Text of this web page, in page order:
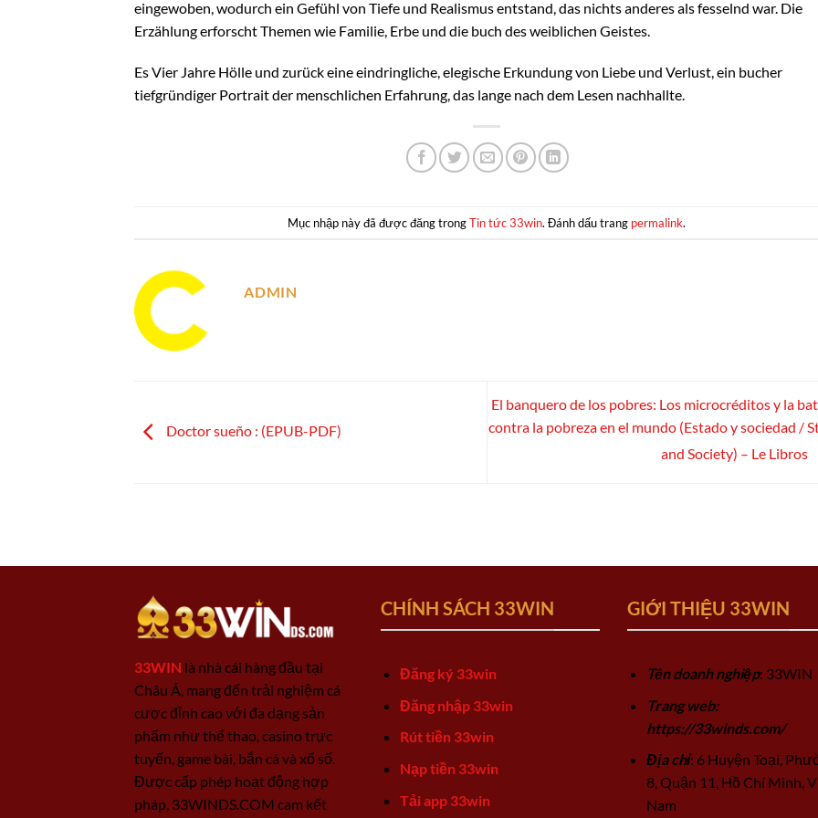
eingewoben, wodurch ein Gefühl von Tiefe und Realismus entstand, das nichts anderes als fesselnd war. Die
Erzählung erforscht Themen wie Familie, Erbe und die buch des weiblichen Geistes.
Es Vier Jahre Hölle und zurück eine eindringliche, elegische Erkundung von Liebe und Verlust, ein bucher
tiefgründiger Portrait der menschlichen Erfahrung, das lange nach dem Lesen nachhallte.
Mục nhập này đã được đăng trongTin tức 33win. Đánh dấu trang permalink.
ADMIN
Doctor sueño : (EPUB-PDF)
El banquero de los pobres: Los microcréditos y la
contra la pobreza en el mundo (Estado y sociedad /
and Society) – Le Libros
33WIN là nhà cái hàng đầu tại
Châu Á, mang đến trải nghiệm cá
cược đỉnh cao với đa dạng sản
phẩm như thể thao, casino trực
tuyến, game bài, bắn cá và xổ số.
Được cấp phép hoạt động hợp
pháp, 33WINDS.COM cam kết
CHÍNH SÁCH 33WIN
Đăng ký 33win
Đăng nhập 33win
Rút tiền 33win
Nạp tiền 33win
Tải app 33win
GIỚI THIỆU 33WIN
Tên doanh nghiệp: 33WIN
Trang web:
https://33winds.com/
Địa chỉ: 6 Huyện Toại,
8, Quận 11, Hồ Chí Minh,
Nam